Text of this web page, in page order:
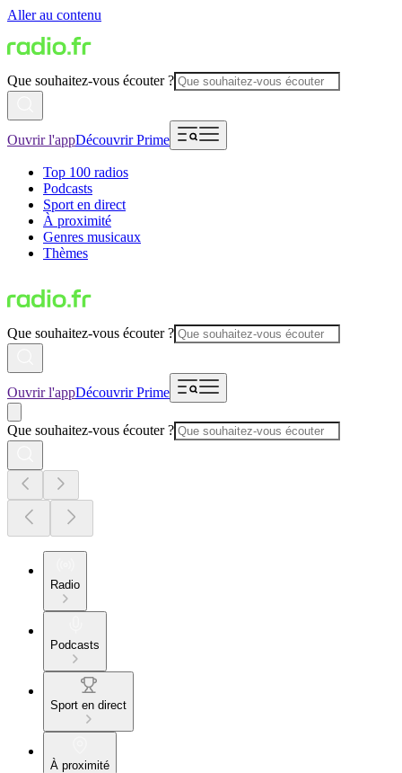
Aller au contenu
Que souhaitez-vous écouter ?
Ouvrir l'appDécouvrir Prime
Top 100 radios
Podcasts
Sport en direct
À proximité
Genres musicaux
Thèmes
Que souhaitez-vous écouter ?
Ouvrir l'appDécouvrir Prime
Que souhaitez-vous écouter ?
Radio
Podcasts
Sport en direct
À proximité